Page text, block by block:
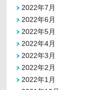
2022年7月
2022年6月
2022年5月
2022年4月
2022年3月
2022年2月
2022年1月